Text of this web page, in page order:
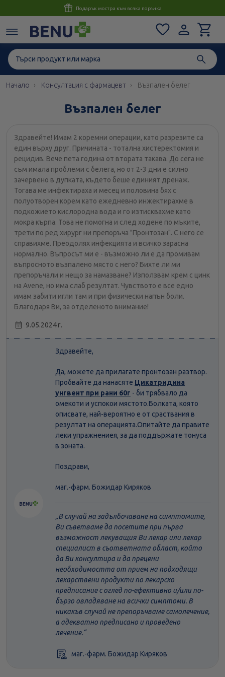
Консултация с магистър-фармацевт до 1 час
Начало Консултация с фармацевт Възпален белег
Възпален белег
Здравейте! Имам 2 коремни операции, като разрезите са
един върху друг. Причината - тотална хистеректомия и
рецидив. Вече пета година от втората такава. До сега не
съм имала проблеми с белега, но от 2-3 дни е силно
зачервено в дупката, където беше единият дренаж.
Тогава ме инфектираха и месец и половина бях с
полуотворен корем като ежедневно инжектирахме в
подкожието кислородна вода и го изтисквахме като
мокра кърпа. Това не помогна и след ходене по мъките,
трети по ред хирург ни препоръча "Пронтозан". С него се
справихме. Преодолях инфекцията и всичко зарасна
нормално. Въпросът ми е - възможно ли е да промивам
въпросното възпалено място с него? Бихте ли ми
препоръчали и нещо за намазване? Използвам крем с цинк
на Avene, но има слаб резултат. Чувството е все едно
имам забити игли там и при физически напън боли.
Благодаря Ви, за отделеното внимание!
9.05.2024 г.
Здравейте,
Да, можете да прилагате пронтозан разтвор.
Пробвайте да нанасяте Цикатридина
унгвент при рани 60г - би трябвало да
омекоти и успокои мястото.Болката, която
описвате, най-вероятно е от сраствания в
резултат на операцията.Опитайте да правите
леки упражнениея, за да поддържате тонуса
в зоната.
Поздрави,
маг.-фарм. Божидар Киряков
В случай на задълбочаване на симптомите,
Ви съветваме да посетите при първа
възможност лекуващия Ви лекар или лекар
специалист в съответната област, който
да Ви консултира и да прецени
необходимостта от прием на подходящи
лекарствени продукти по лекарско
предписание с оглед по-ефективно и/или по-
бързо овладяване на всички симптоми. В
никакъв случай не препоръчваме самолечение,
а адекватно предписано и проведено
лечение.
маг.-фарм. Божидар Киряков